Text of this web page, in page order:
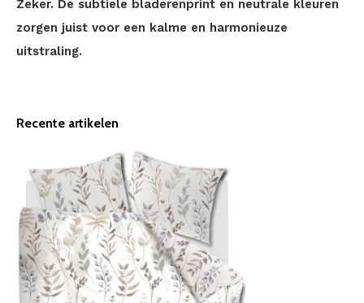
Zeker. De subtiele bladerenprint en neutrale kleuren
zorgen juist voor een kalme en harmonieuze
uitstraling.
Recente artikelen